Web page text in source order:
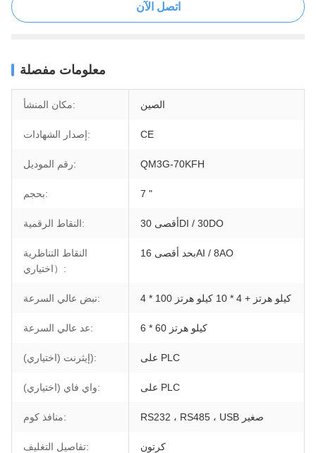
اتصل الآن
معلومات مفصلة
مكان المنشأ: الصين
إصدار الشهادات: CE
رقم الموديل: QM3G-70KFH
بحجم: 7 "
النقاط الرقمية: أقصى 30DI / 30DO
النقاط التناظرية
اختياري）:
بحد أقصى 16AI / 8AO
نبض عالي السرعة: 4 * 100 كيلو هرتز + 4 * 10 كيلو هرتز
عد عالي السرعة: 6 * 60 كيلو هرتز
إيثرنت (اختياري)): على PLC
واي فاي (اختياري): على PLC
منافذ كوم: RS232 ، RS485 ، USB صغير
تفاصيل التغليف: كرتون